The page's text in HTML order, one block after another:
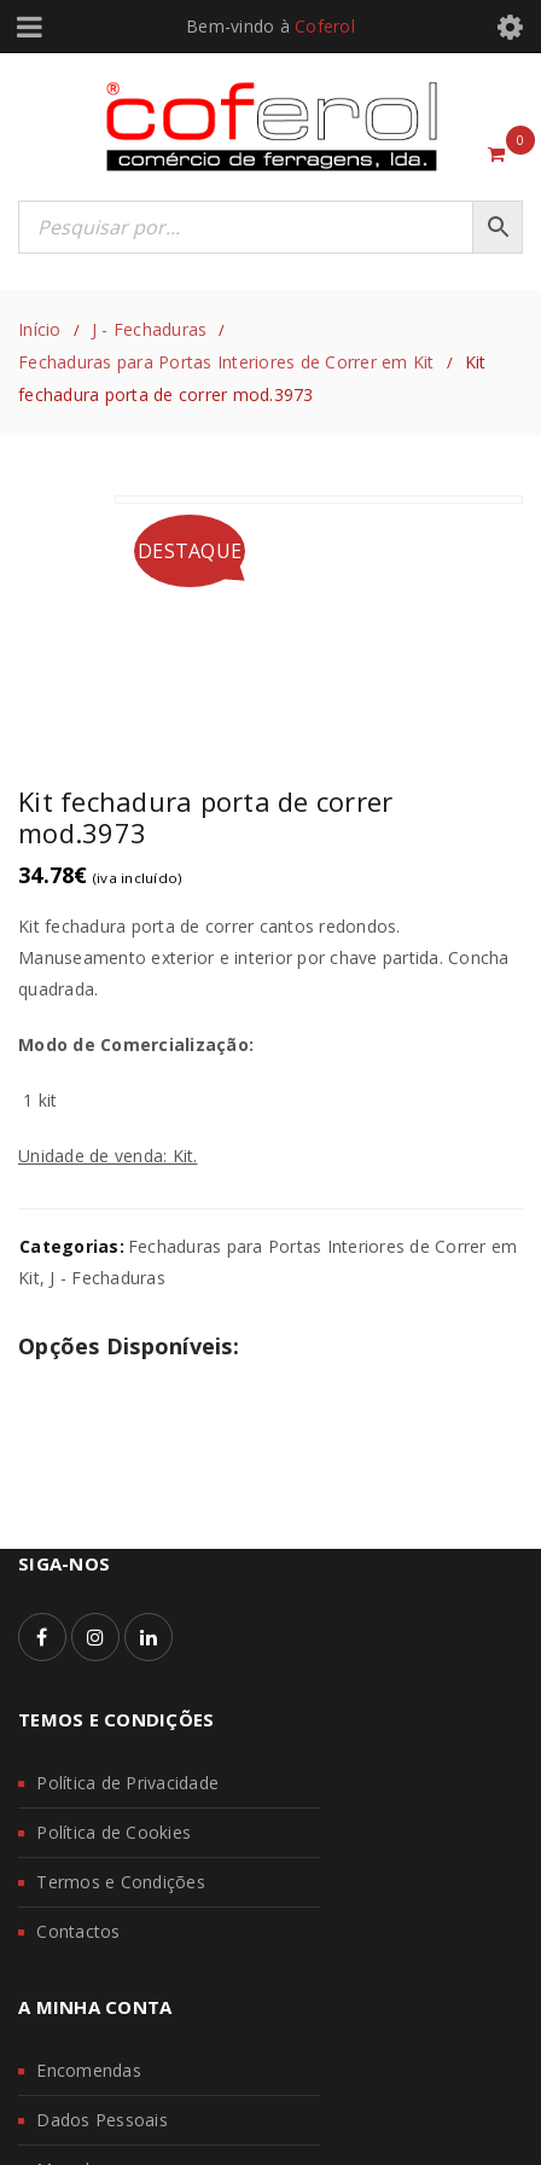
Bem-vindo à Coferol
0
Início / J - Fechaduras /
Fechaduras para Portas Interiores de Correr em Kit /
Kit
fechadura porta de correr mod.3973
DESTAQUE
Kit fechadura porta de correr
mod.3973
34.78€ (iva incluído)
Kit fechadura porta de correr cantos redondos.
Manuseamento exterior e interior por chave partida. Concha
quadrada.
Modo de Comercialização:
1 kit
Unidade de venda: Kit.
Categorias: Fechaduras para Portas Interiores de Correr em
Kit, J - Fechaduras
Opções Disponíveis:
SIGA-NOS
TEMOS E CONDIÇÕES
Política de Privacidade
Política de Cookies
Termos e Condições
Contactos
A MINHA CONTA
Encomendas
Dados Pessoais